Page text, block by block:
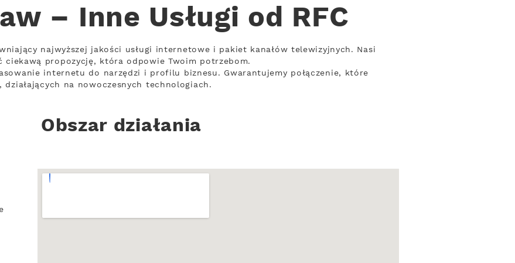
– Inne Usługi od RFC
najwyższej jakości usługi internetowe i pakiet kanałów telewizyjnych. Nasi
ciekawą propozycję, która odpowie Twoim potrzebom.
internetu do narzędzi i profilu biznesu. Gwarantujemy połączenie, które
na nowoczesnych technologiach.
Obszar działania